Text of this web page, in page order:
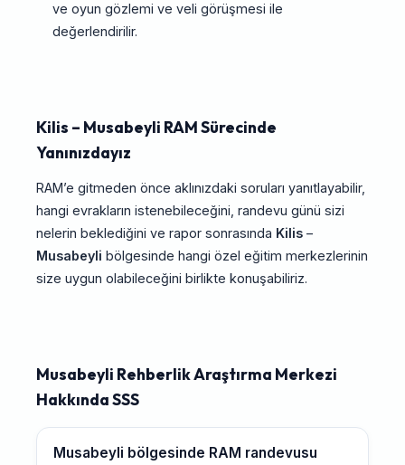
ve oyun gözlemi ve veli görüşmesi ile
değerlendirilir.
Kilis – Musabeyli RAM Sürecinde
Yanınızdayız
RAM’e gitmeden önce aklınızdaki soruları yanıtlayabilir,
hangi evrakların istenebileceğini, randevu günü sizi
nelerin beklediğini ve rapor sonrasında Kilis –
Musabeyli bölgesinde hangi özel eğitim merkezlerinin
size uygun olabileceğini birlikte konuşabiliriz.
Musabeyli Rehberlik Araştırma Merkezi
Hakkında SSS
Musabeyli bölgesinde RAM randevusu